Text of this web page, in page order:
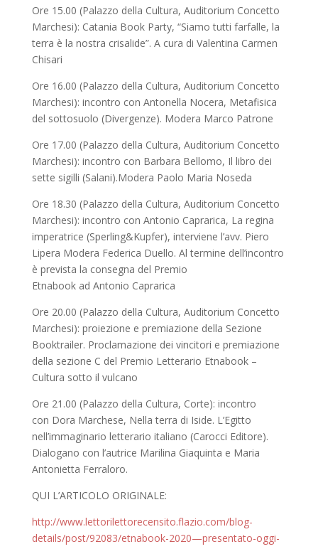
Ore 15.00 (Palazzo della Cultura, Auditorium Concetto
Marchesi): Catania Book Party, “Siamo tutti farfalle, la
terra è la nostra crisalide”. A cura di Valentina Carmen
Chisari
Ore 16.00 (Palazzo della Cultura, Auditorium Concetto
Marchesi): incontro con Antonella Nocera, Metafisica
del sottosuolo (Divergenze). Modera Marco Patrone
Ore 17.00 (Palazzo della Cultura, Auditorium Concetto
Marchesi): incontro con Barbara Bellomo, Il libro dei
sette sigilli (Salani).Modera Paolo Maria Noseda
Ore 18.30 (Palazzo della Cultura, Auditorium Concetto
Marchesi): incontro con Antonio Caprarica, La regina
imperatrice (Sperling&Kupfer), interviene l’avv. Piero
Lipera Modera Federica Duello. Al termine dell’incontro
è prevista la consegna del Premio
Etnabook ad Antonio Caprarica
Ore 20.00 (Palazzo della Cultura, Auditorium Concetto
Marchesi): proiezione e premiazione della Sezione
Booktrailer. Proclamazione dei vincitori e premiazione
della sezione C del Premio Letterario Etnabook –
Cultura sotto il vulcano
Ore 21.00 (Palazzo della Cultura, Corte): incontro
con Dora Marchese, Nella terra di Iside. L’Egitto
nell’immaginario letterario italiano (Carocci Editore).
Dialogano con l’autrice Marilina Giaquinta e Maria
Antonietta Ferraloro.
QUI L’ARTICOLO ORIGINALE:
http://www.lettorilettorecensito.flazio.com/blog-
details/post/92083/etnabook-2020—presentato-oggi-